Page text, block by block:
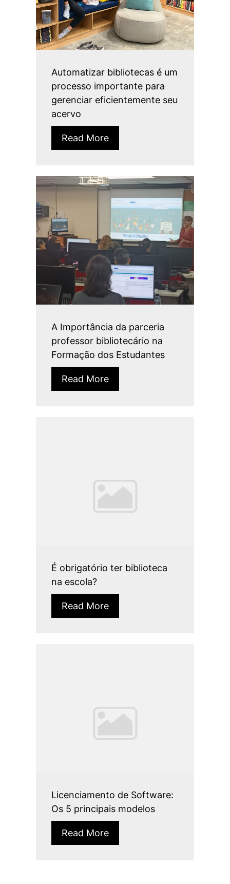
Automatizar bibliotecas é um
processo importante para
gerenciar eficientemente seu
acervo
Read More
A Importância da parceria
professor bibliotecário na
Formação dos Estudantes
Read More
É obrigatório ter biblioteca
na escola?
Read More
Licenciamento de Software:
Os 5 principais modelos
Read More